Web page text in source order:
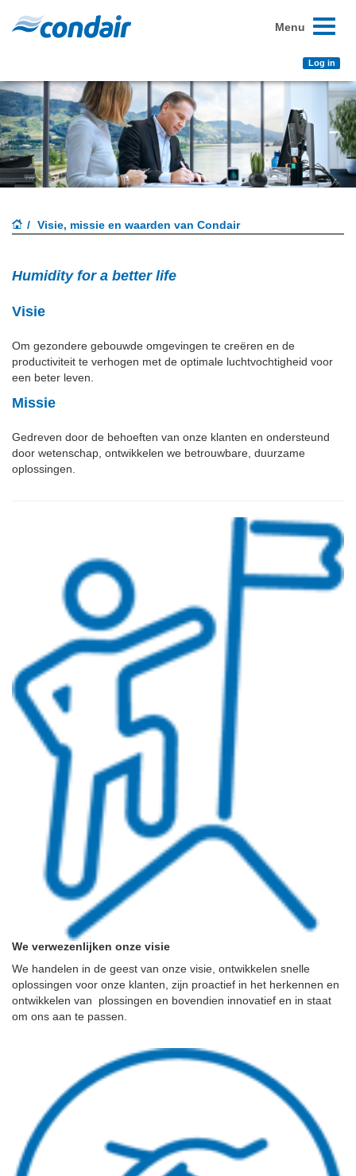
Toggle
Menu
Log in
Visie, missie en waarden van Condair
Humidity for a better life
Visie
Om gezondere gebouwde omgevingen te creëren en de
productiviteit te verhogen met de optimale luchtvochtigheid voor
een beter leven.
Missie
Gedreven door de behoeften van onze klanten en ondersteund
door wetenschap, ontwikkelen we betrouwbare, duurzame
oplossingen.
We verwezenlijken onze visie
We handelen in de geest van onze visie, ontwikkelen snelle
oplossingen voor onze klanten, zijn proactief in het herkennen en
ontwikkelen van plossingen en bovendien innovatief en in staat
om ons aan te passen.